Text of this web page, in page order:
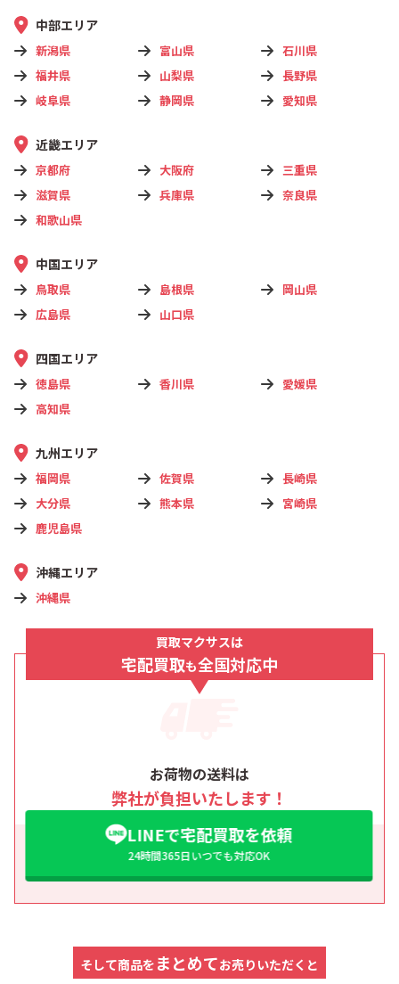
中部エリア
新潟県 富山県
石川県
福井県
山梨県
長野県
岐阜県
静岡県 愛知県
近畿エリア
京都府 大阪府
三重県
滋賀県
兵庫県
奈良県
和歌山県
中国エリア
鳥取県 島根県
岡山県
広島県
山口県
四国エリア
徳島県 香川県
愛媛県
高知県
九州エリア
福岡県 佐賀県
長崎県
大分県
熊本県
宮崎県
鹿児島県
沖縄エリア
沖縄県
買取マクサスは
宅配買取も全国対応中
お荷物の送料は
弊社が負担いたします！
LINEで宅配買取を依頼
24時間365日いつでも対応OK
そして商品を まとめてお売りいただくと